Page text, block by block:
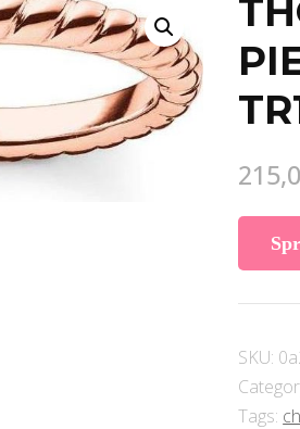
SKU:
Tags: